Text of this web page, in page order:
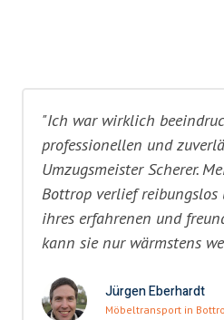
"Ich war wirklich
professionellen und
Umzugsmeister Scherer.
Bottrop verlief reibungslos
ihres erfahrenen und
kann sie nur wärmstens
Jürgen Eberhardt
Möbeltransport in